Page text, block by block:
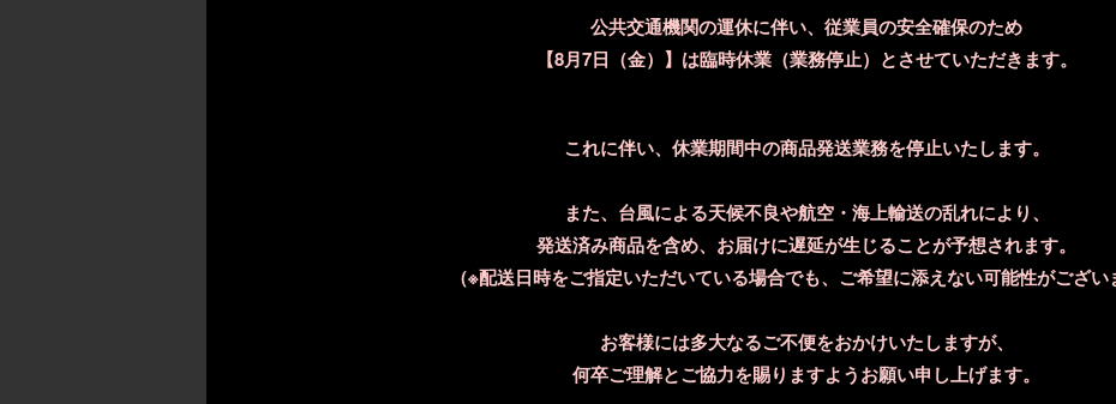
HEPASKIN Cle de
業務用 受注発注
ピース（光源交換）
受注発注
メーカー希望小売価格
業務用 受注発注
公共交通機関の運休に伴い、従業員の安全確保のため
【8月7日（金）】は臨時休業（業務停止）とさせていただきます。
これに伴い、休業期間中の商品発送業務を停止いたします。
また、台風による天候不良や航空・海上輸送の乱れにより、
発送済み商品を含め、お届けに遅延が生じることが予想されます。
（※配送日時をご指定いただいている場合でも、ご希望に添えない可能性がござい
お客様には多大なるご不便をおかけいたしますが、
何卒ご理解とご協力を賜りますようお願い申し上げます。